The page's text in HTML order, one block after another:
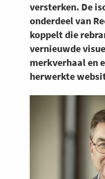
versterken. De
onderdeel van
koppelt die
vernieuwde
merkverhaal en
herwerkte